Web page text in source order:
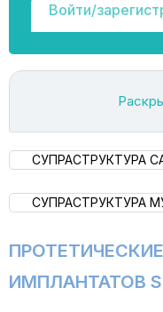
Войти/
СУПРАСТРУКТУРА
СУПРАСТРУКТУРА
ИМПЛАНТАТОВ